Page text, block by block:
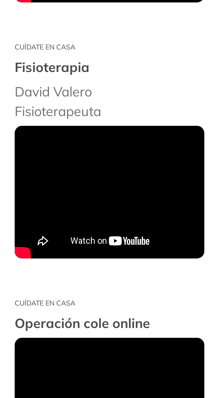
CUÍDATE EN CASA
Fisioterapia
David Valero
Fisioterapeuta
CUÍDATE EN CASA
Operación cole online